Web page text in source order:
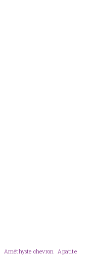
Améthyste chevron
Apatite